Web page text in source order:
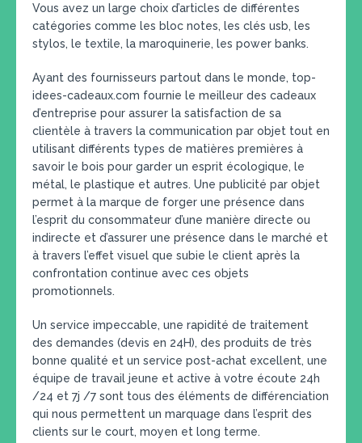
Vous avez un large choix d’articles de différentes
catégories comme les bloc notes, les clés usb, les
stylos, le textile, la maroquinerie, les power banks.
Ayant des fournisseurs partout dans le monde, top-
idees-cadeaux.com fournie le meilleur des cadeaux
d’entreprise pour assurer la satisfaction de sa
clientèle à travers la communication par objet tout en
utilisant différents types de matières premières à
savoir le bois pour garder un esprit écologique, le
métal, le plastique et autres. Une publicité par objet
permet à la marque de forger une présence dans
l’esprit du consommateur d’une manière directe ou
indirecte et d’assurer une présence dans le marché et
à travers l’effet visuel que subie le client après la
confrontation continue avec ces objets
promotionnels.
Un service impeccable, une rapidité de traitement
des demandes (devis en 24H), des produits de très
bonne qualité et un service post-achat excellent, une
équipe de travail jeune et active à votre écoute 24h
/24 et 7j /7 sont tous des éléments de différenciation
qui nous permettent un marquage dans l’esprit des
clients sur le court, moyen et long terme.